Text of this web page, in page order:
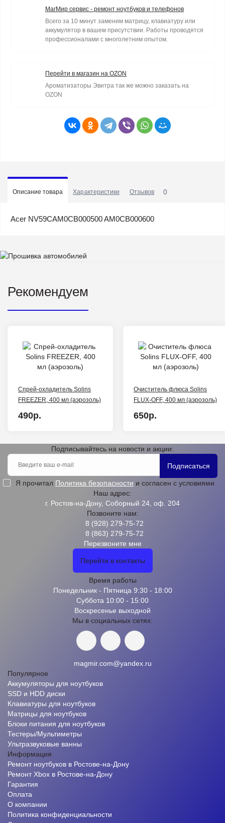
МагМир сервис - ремонт ноутбуков и телефонов
Всего за 10 минут заменим матрицу, клавиатуру или
аккумулятор в вашем присутствии. Работы проводятся
профессионалами с многолетним опытом.
Перейти в магазин на OZON
Ароматизаторы Эвитра так же можно заказать на
OZON
Описание товара Характеристики Отзывов 0
Acer NV59CAM0CB000500 AM0CB000600
Рекомендуем
Спрей-охладитель Solins
FREEZER, 400 мл (аэрозоль)
490р.
Очиститель флюса Solins
FLUX-OFF, 400 мл (аэрозоль)
650р.
Подписывайтесь на новости и акции:
Подписаться
Я прочитал Политика безопасности и согласен с условиями
Наш адрес:
г. Ростов-на-Дону, Соборный 24, оф. 204
Позвоните нам:
8 (928) 279-75-72
8 (863) 279-75-72
Перезвоните мне
Перейти в контакты
Время работы
Понедельник - Пятница 9:30 - 18:00
Суббота 10:00 - 15:00
Воскресенье выходной
Мы в социальных сетях:
magmir.com@yandex.ru
Популярное
Аккумуляторы для ноутбуков
SSD и HDD диски
Клавиатуры для ноутбуков
Матрицы для ноутбуков
Блоки питания для ноутбуков
Тестеры/Мультиметры
Ультразвуковые ванны
Информация
Ремонт ноутбуков в Ростове-на-Дону
Ремонт Xbox в Ростове-на-Дону
Гарантия
Оплата
О компании
Политика конфиденциальности